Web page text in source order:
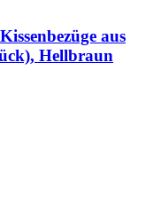
aus
Hellbraun